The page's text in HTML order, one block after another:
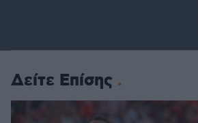
Δείτε Επίσης